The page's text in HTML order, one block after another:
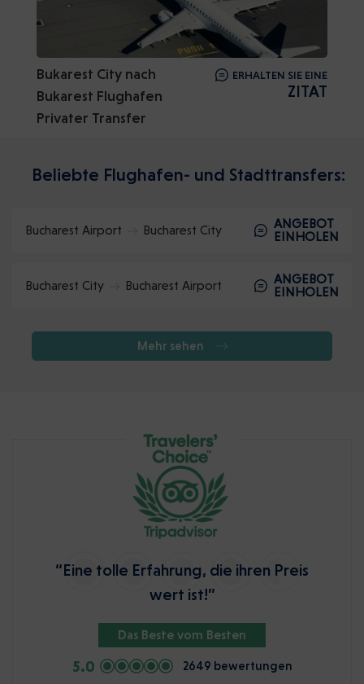
Bukarest City nach
Bukarest Flughafen
Privater Transfer
ERHALTEN SIE EINE
ZITAT
Beliebte Flughafen- und Stadttransfers:
Bucharest Airport Bucharest City
ANGEBOT
EINHOLEN
Bucharest City Bucharest Airport
ANGEBOT
EINHOLEN
Mehr sehen
“Eine tolle Erfahrung, die ihren Preis
wert ist!”
Das Beste vom Besten
5.0 2649 bewertungen